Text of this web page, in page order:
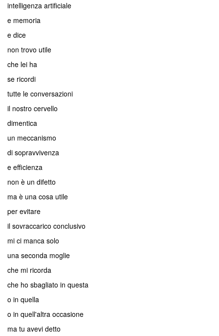
intelligenza artificiale
e memoria
e dice
non trovo utile
che lei ha
se ricordi
tutte le conversazioni
il nostro cervello
dimentica
un meccanismo
di sopravvivenza
e efficienza
non è un difetto
ma è una cosa utile
per evitare
il sovraccarico conclusivo
mi ci manca solo
una seconda moglie
che mi ricorda
che ho sbagliato in questa
o in quella
o in quell'altra occasione
ma tu avevi detto